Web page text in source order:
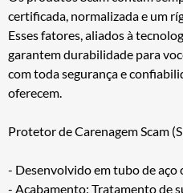
certificada, normalizada e um
Esses fatores, aliados à
garantem durabilidade para
com toda segurança e
oferecem.
Protetor de Carenagem Scam
- Desenvolvido em tubo de
- Acabamento: Tratamento de